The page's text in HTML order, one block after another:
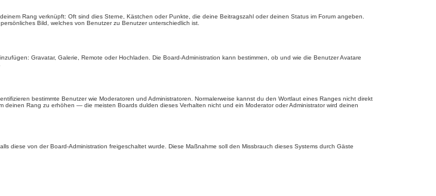
Rang verknüpft: Oft sind dies Sterne, Kästchen oder Punkte, die deine Beitragszahl oder deinen Status im Forum angeben.
Bild, welches von Benutzer zu Benutzer unterschiedlich ist.
Gravatar, Galerie, Remote oder Hochladen. Die Board-Administration kann bestimmen, ob und wie die Benutzer Avatare
bestimmte Benutzer wie Moderatoren und Administratoren. Normalerweise kannst du den Wortlaut eines Ranges nicht direkt
Rang zu erhöhen — die meisten Boards dulden dieses Verhalten nicht und ein Moderator oder Administrator wird deinen
diese von der Board-Administration freigeschaltet wurde. Diese Maßnahme soll den Missbrauch dieses Systems durch Gäste